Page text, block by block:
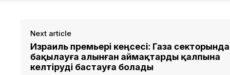
Next article
Израиль премьері кеңсесі: Газа секторында
бақылауға алынған аймақтарды қалпына
келтіруді бастауға болады